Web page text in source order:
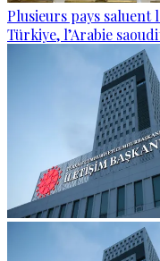
Plusieurs pays saluent
Türkiye, l’Arabie